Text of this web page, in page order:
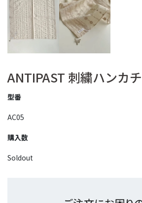
ANTIPAST 刺繍ハンカ
型番
AC05
購入数
Soldout